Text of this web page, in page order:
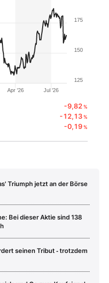
Apr '26 Jul '26
125
150
175
-9,82%
-12,13%
-0,19%
Triumph jetzt an der Börse
Bei dieser Aktie sind 138
seinen Tribut ‑ trotzdem